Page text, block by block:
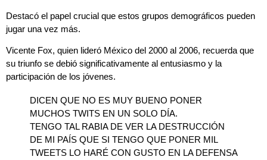
Destacó el papel crucial que estos grupos demográficos pueden
jugar una vez más.
Vicente Fox, quien lideró México del 2000 al 2006, recuerda que
su triunfo se debió significativamente al entusiasmo y la
participación de los jóvenes.
DICEN QUE NO ES MUY BUENO PONER
MUCHOS TWITS EN UN SOLO DÍA.
TENGO TAL RABIA DE VER LA DESTRUCCIÓN
DE MI PAÍS QUE SI TENGO QUE PONER MIL
TWEETS LO HARÉ CON GUSTO EN LA DEFENSA